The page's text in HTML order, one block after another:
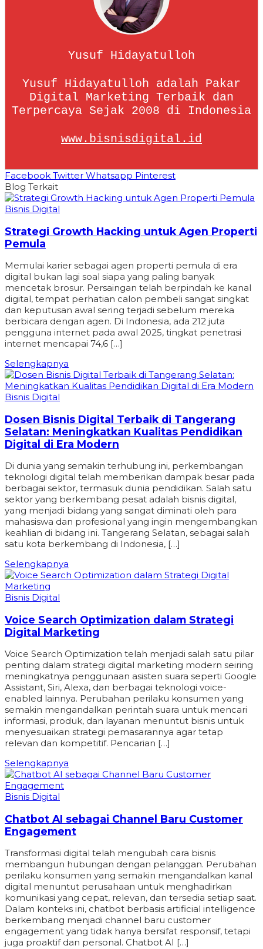
Yusuf Hidayatulloh
Yusuf Hidayatulloh adalah Pakar
Digital Marketing Terbaik dan
Terpercaya Sejak 2008 di Indonesia
www.bisnisdigital.id
Facebook Twitter Whatsapp Pinterest
Blog Terkait
Bisnis Digital
Strategi Growth Hacking untuk Agen Properti
Pemula
Memulai karier sebagai agen properti pemula di era
digital bukan lagi soal siapa yang paling banyak
mencetak brosur. Persaingan telah berpindah ke kanal
digital, tempat perhatian calon pembeli sangat singkat
dan keputusan awal sering terjadi sebelum mereka
berbicara dengan agen. Di Indonesia, ada 212 juta
pengguna internet pada awal 2025, tingkat penetrasi
internet mencapai 74,6 […]
Selengkapnya
Bisnis Digital
Dosen Bisnis Digital Terbaik di Tangerang
Selatan: Meningkatkan Kualitas Pendidikan
Digital di Era Modern
Di dunia yang semakin terhubung ini, perkembangan
teknologi digital telah memberikan dampak besar pada
berbagai sektor, termasuk dunia pendidikan. Salah satu
sektor yang berkembang pesat adalah bisnis digital,
yang menjadi bidang yang sangat diminati oleh para
mahasiswa dan profesional yang ingin mengembangkan
keahlian di bidang ini. Tangerang Selatan, sebagai salah
satu kota berkembang di Indonesia, […]
Selengkapnya
Bisnis Digital
Voice Search Optimization dalam Strategi
Digital Marketing
Voice Search Optimization telah menjadi salah satu pilar
penting dalam strategi digital marketing modern seiring
meningkatnya penggunaan asisten suara seperti Google
Assistant, Siri, Alexa, dan berbagai teknologi voice-
enabled lainnya. Perubahan perilaku konsumen yang
semakin mengandalkan perintah suara untuk mencari
informasi, produk, dan layanan menuntut bisnis untuk
menyesuaikan strategi pemasarannya agar tetap
relevan dan kompetitif. Pencarian […]
Selengkapnya
Bisnis Digital
Chatbot AI sebagai Channel Baru Customer
Engagement
Transformasi digital telah mengubah cara bisnis
membangun hubungan dengan pelanggan. Perubahan
perilaku konsumen yang semakin mengandalkan kanal
digital menuntut perusahaan untuk menghadirkan
komunikasi yang cepat, relevan, dan tersedia setiap saat.
Dalam konteks ini, chatbot berbasis artificial intelligence
berkembang menjadi channel baru customer
engagement yang tidak hanya bersifat responsif, tetapi
juga proaktif dan personal. Chatbot AI […]